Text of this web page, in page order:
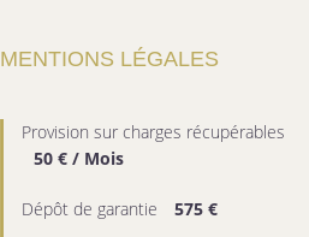
MENTIONS LÉGALES
Provision sur charges récupérables
50 € / Mois
Dépôt de garantie 575 €